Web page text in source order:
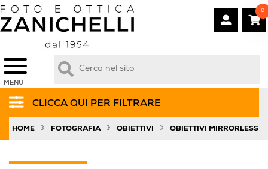
MENÙ
0
CLICCA QUI PER FILTRARE
HOME » FOTOGRAFIA » OBIETTIVI » OBIETTIVI MIRRORLESS